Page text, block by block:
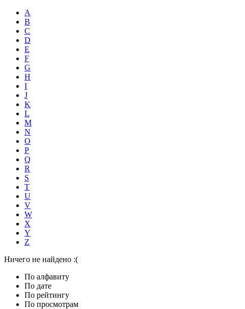
A
B
C
D
E
F
G
H
I
J
K
L
M
N
O
P
Q
R
S
T
U
V
W
X
Y
Z
Ничего не найдено :(
По алфавиту
По дате
По рейтингу
По просмотрам